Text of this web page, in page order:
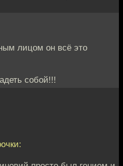
лицом он всё это
собой!!!